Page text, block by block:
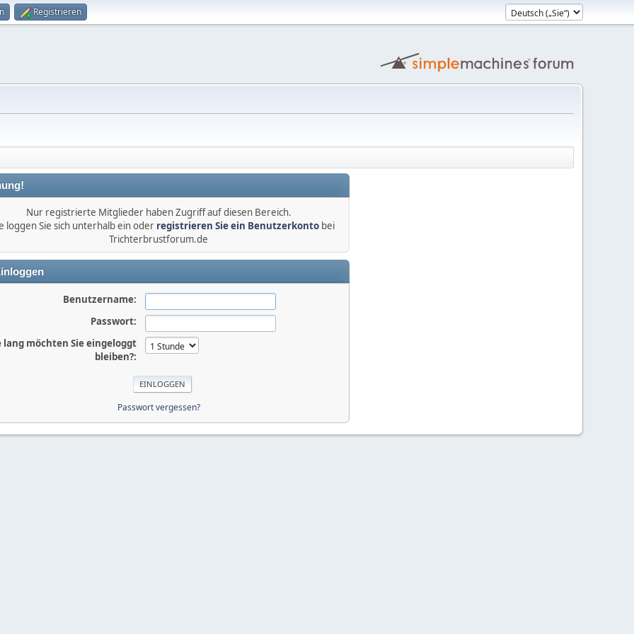
Registrieren
Nur registrierte Mitglieder haben Zugriff auf diesen Bereich.
loggen Sie sich unterhalb ein oder registrieren Sie ein Benutzerkontobei
Trichterbrustforum.de
Benutzername:
Passwort:
lang möchten Sie eingeloggt
bleiben?:
Passwort vergessen?